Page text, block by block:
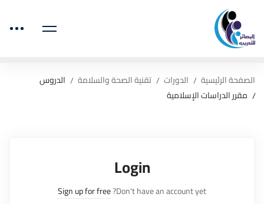
الصفحة الرئيسية الدورات تقنية الصحة والسلامة
الدروس
مقرر الدراسات الإسلامية
Login
Don't have an account yet?
Sign up for free